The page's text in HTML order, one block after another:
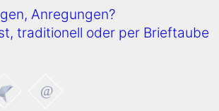
Anregungen?
traditionell oder per Brieftaube